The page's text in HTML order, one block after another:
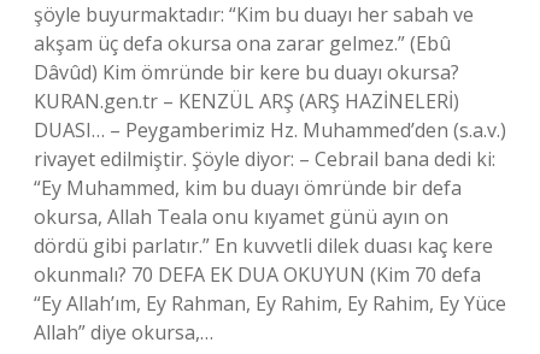
şöyle buyurmaktadır: “Kim bu duayı her sabah ve
akşam üç defa okursa ona zarar gelmez.” (Ebû
Dâvûd) Kim ömründe bir kere bu duayı okursa?
KURAN.gen.tr – KENZÜL ARŞ (ARŞ HAZİNELERİ)
DUASI… – Peygamberimiz Hz. Muhammed’den (s.a.v.)
rivayet edilmiştir. Şöyle diyor: – Cebrail bana dedi ki:
“Ey Muhammed, kim bu duayı ömründe bir defa
okursa, Allah Teala onu kıyamet günü ayın on
dördü gibi parlatır.” En kuvvetli dilek duası kaç kere
okunmalı? 70 DEFA EK DUA OKUYUN (Kim 70 defa
“Ey Allah’ım, Ey Rahman, Ey Rahim, Ey Rahim, Ey Yüce
Allah” diye okursa,…